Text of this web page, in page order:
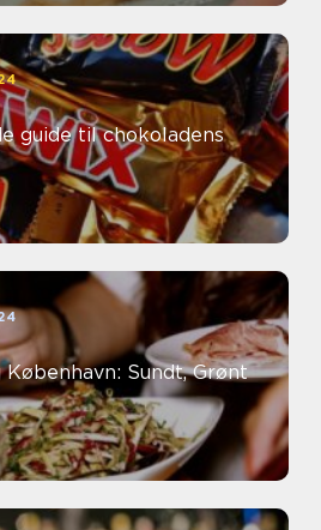
guide til chokoladens
Sundt, Grønt